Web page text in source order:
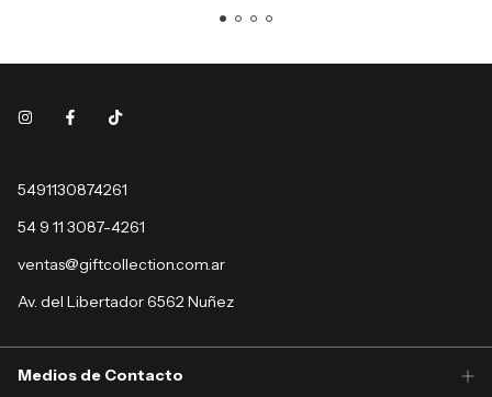
5491130874261
54 9 11 3087-4261
ventas@giftcollection.com.ar
Av. del Libertador 6562 Nuñez
Medios de Contacto